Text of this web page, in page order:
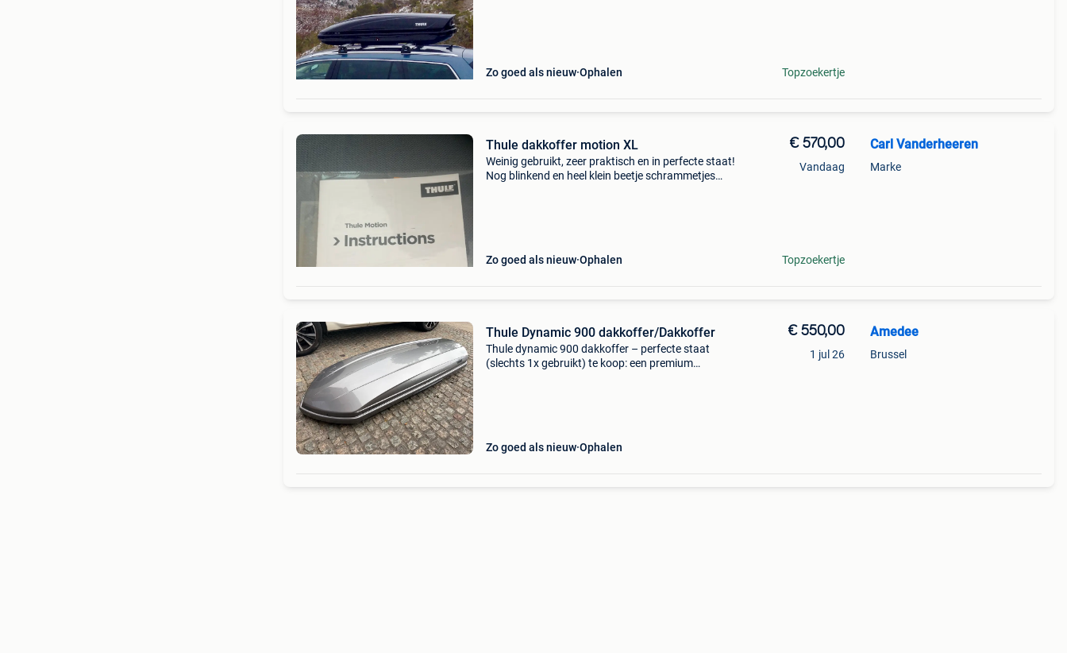
Zo goed als nieuw Ophalen Topzoekertje
Thule dakkoffer motion XL
Weinig gebruikt, zeer praktisch en in perfecte staat!
Nog blinkend en heel klein beetje schrammetjes
Zo goed als nieuw Ophalen
€ 570,00
Vandaag
Topzoekertje
Carl Vanderheeren
Marke
Thule Dynamic 900 dakkoffer/Dakkoffer
Thule dynamic 900 dakkoffer – perfecte staat
(slechts 1x gebruikt) te koop: een premium
Zo goed als nieuw Ophalen
€ 550,00
1 jul 26
Amedee
Brussel